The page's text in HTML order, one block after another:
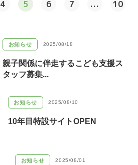
4 5 6 7 ... 10
お知らせ 2025/08/18
親子関係に伴走するこども支援ス
タッフ募集...
お知らせ 2025/08/10
10年目特設サイトOPEN
お知らせ 2025/08/01